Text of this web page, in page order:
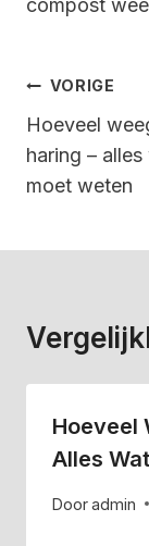
compost
Bericht
VORIGE
Hoeveel
haring –
moet weten
Hoeveel
Alles
Dooradmin